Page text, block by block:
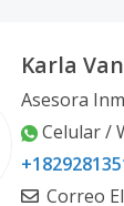
Karla
Asesora
Celular /
Correo